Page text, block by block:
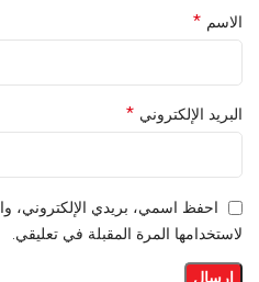
الاسم *
البريد الإلكتروني *
احفظ اسمي، بريدي الإلكتروني،
لاستخدامها المرة المقبلة في تعليقي.